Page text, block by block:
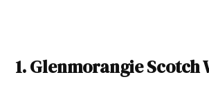
1. Glenmorangie Scotch